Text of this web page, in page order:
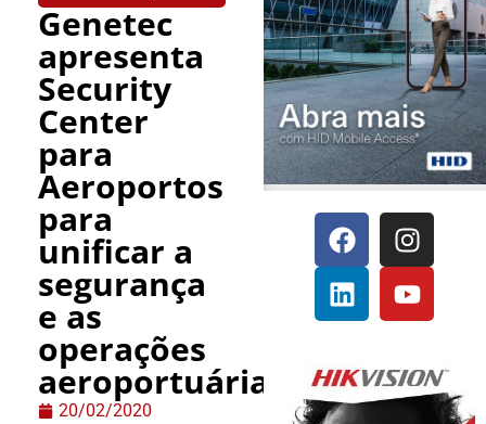
Genetec
apresenta
Security
Center
para
Aeroportos
para
unificar a
segurança
e as
operações
aeroportuárias.
20/02/2020